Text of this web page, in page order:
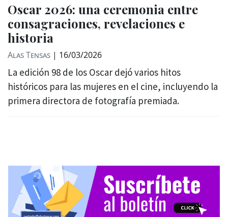
Oscar 2026: una ceremonia entre
consagraciones, revelaciones e
historia
Alas Tensas | 16/03/2026
La edición 98 de los Oscar dejó varios hitos
históricos para las mujeres en el cine, incluyendo la
primera directora de fotografía premiada.